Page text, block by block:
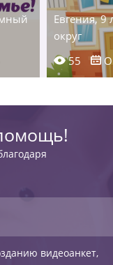
Евгения,
округ
55
видеоанкет,